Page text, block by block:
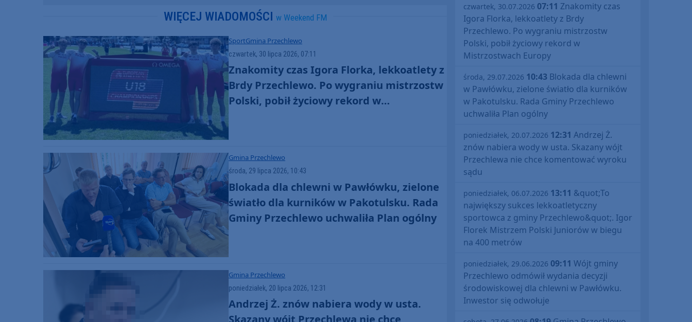
WIĘCEJ WIADOMOŚCI w Weekend FM
SportGmina Przechlewo
czwartek, 30 lipca 2026, 07:11
Znakomity czas Igora Florka, lekkoatlety z
Brdy Przechlewo. Po wygraniu mistrzostw
Polski, pobił życiowy rekord w
Gmina Przechlewo
środa, 29 lipca 2026, 10:43
Blokada dla chlewni w Pawłówku, zielone
światło dla kurników w Pakotulsku. Rada
Gminy Przechlewo uchwaliła Plan ogólny
Gmina Przechlewo
poniedziałek, 20 lipca 2026, 12:31
Andrzej Ż. znów nabiera wody w usta.
czwartek, 30.07.2026 07:11 Znakomity czas
Igora Florka, lekkoatlety z Brdy
Przechlewo. Po wygraniu mistrzostw
Polski, pobił życiowy rekord w
Mistrzostwach Europy
środa, 29.07.2026 10:43 Blokada dla chlewni
w Pawłówku, zielone światło dla kurników
w Pakotulsku. Rada Gminy Przechlewo
uchwaliła Plan ogólny
poniedziałek, 20.07.2026 12:31 Andrzej Ż.
znów nabiera wody w usta. Skazany wójt
Przechlewa nie chce komentować wyroku
sądu
poniedziałek, 06.07.2026 13:11 &quot;To
największy sukces lekkoatletyczny
sportowca z gminy Przechlewo&quot;. Igor
Florek Mistrzem Polski Juniorów w biegu
na 400 metrów
poniedziałek, 29.06.2026 09:11 Wójt gminy
Przechlewo odmówił wydania decyzji
środowiskowej dla chlewni w Pawłówku.
Inwestor się odwołuje